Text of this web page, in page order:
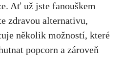
Ať už jste fanouškem
zdravou alternativu,
několik možností, které
popcorn a zároveň